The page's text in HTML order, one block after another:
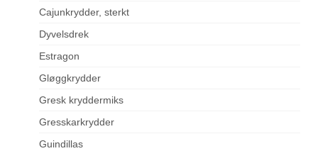
Cajunkrydder, sterkt
Dyvelsdrek
Estragon
Gløggkrydder
Gresk kryddermiks
Gresskarkrydder
Guindillas